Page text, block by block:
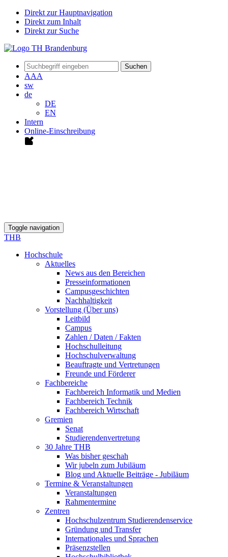
Direkt zur Hauptnavigation
Direkt zum Inhalt
Direkt zur Suche
Suchen
AAA
sw
de
DE
EN
Intern
Online-Einschreibung
Toggle navigation
THB
Hochschule
Aktuelles
News aus den Bereichen
Presseinformationen
Campusgeschichten
Nachhaltigkeit
Vorstellung (Über uns)
Leitbild
Campus
Zahlen / Daten / Fakten
Hochschulleitung
Hochschulverwaltung
Beauftragte und Vertretungen
Freunde und Förderer
Fachbereiche
Fachbereich Informatik und Medien
Fachbereich Technik
Fachbereich Wirtschaft
Gremien
Senat
Studierendenvertretung
30 Jahre THB
Was bisher geschah
Wir jubeln zum Jubiläum
Blog und Aktuelle Beiträge - Jubiläum
Termine & Veranstaltungen
Veranstaltungen
Rahmentermine
Zentren
Hochschulzentrum Studierendenservice
Gründung und Transfer
Internationales und Sprachen
Präsenzstellen